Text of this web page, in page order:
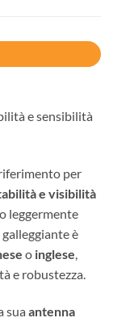
e sensibilità
per
e visibilità
leggermente
è
o inglese,
e robustezza.
sua antenna